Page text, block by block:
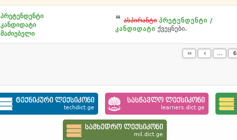
პრეტენდენტი
კანდიდატი
მაძიებელი
ასპირანტი პრეტენდენტი /
კანდიდატი ქვეყნები.
‹‹ ‹ ... 6
ტექნიკური ლექსიკონი
techdict.ge
სასწავლო ლექსიკონი
learners.dict.ge
სამხედრო ლექსიკონი
mil.dict.ge